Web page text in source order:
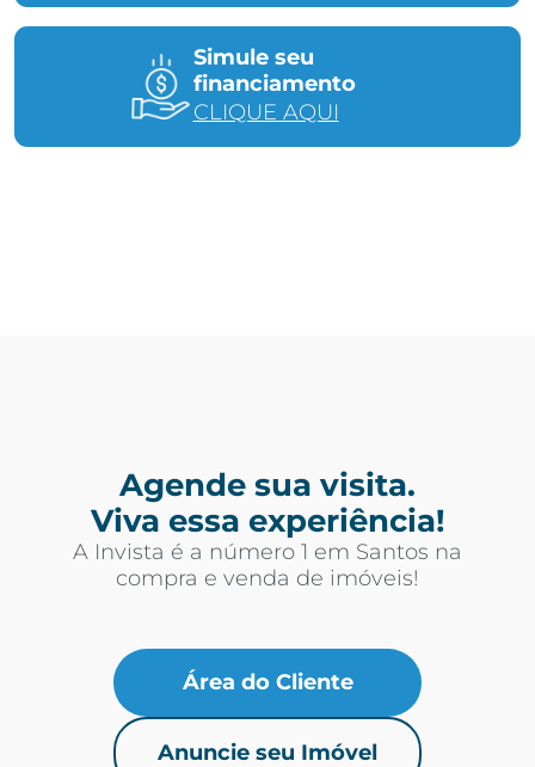
Simule seu
financiamento
CLIQUE AQUI
Agende sua visita.
Viva essa experiência!
A Invista é a número 1 em Santos na
compra e venda de imóveis!
Área do Cliente
Anuncie seu Imóvel